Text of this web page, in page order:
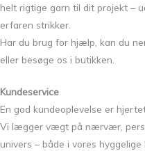
helt rigtige garn til dit projekt –
erfaren strikker.
Har du brug for hjælp, kan du
eller besøge os i butikken.
Kundeservice
En god kundeoplevelse er
Vi lægger vægt på nærvær,
univers – både i vores